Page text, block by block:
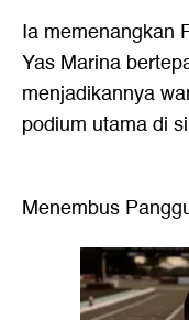
Ia memenangkan
Yas Marina
menjadikannya
podium utama di
Menembus